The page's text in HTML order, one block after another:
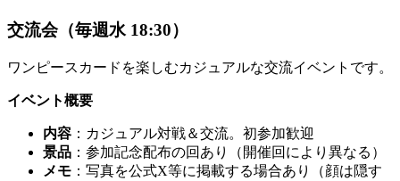
交流会（毎週水 18:30）
ワンピースカードを楽しむカジュアルな交流イベントです。
イベント概要
内容 ：カジュアル対戦＆交流。初参加歓迎
景品 ：参加記念配布の回あり（開催回により異なる）
メモ ：写真を公式X等に掲載する場合あり（顔は隠す